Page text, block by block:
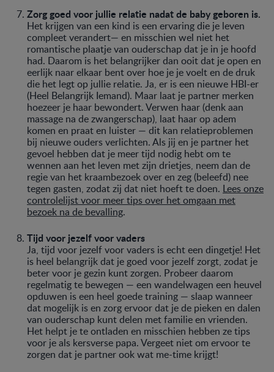
Zorg goed voor jullie relatie nadat de baby geboren is.
Het krijgen van een kind is een ervaring die je leven
compleet verandert— en misschien wel niet het
romantische plaatje van ouderschap dat je in je hoofd
had. Daarom is het belangrijker dan ooit dat je open en
eerlijk naar elkaar bent over hoe je je voelt en de druk
die het legt op jullie relatie. Ja, er is een nieuwe HBI-er
(Heel Belangrijk Iemand). Maar laat je partner merken
hoezeer je haar bewondert. Verwen haar (denk aan
massage na de zwangerschap), laat haar op adem
komen en praat en luister — dit kan relatieproblemen
bij nieuwe ouders verlichten. Als jij en je partner het
gevoel hebben dat je meer tijd nodig hebt om te
wennen aan het leven met zijn drietjes, neem dan de
regie van het kraambezoek over en zeg (beleefd) nee
tegen gasten, zodat zij dat niet hoeft te doen. Lees onze
controlelijst voor meer tips over het omgaan met
bezoek na de bevalling.
Tijd voor jezelf voor vaders
Ja, tijd voor jezelf voor vaders is echt een dingetje! Het
is heel belangrijk dat je goed voor jezelf zorgt, zodat je
beter voor je gezin kunt zorgen. Probeer daarom
regelmatig te bewegen — een wandelwagen een heuvel
opduwen is een heel goede training — slaap wanneer
dat mogelijk is en zorg ervoor dat je de pieken en dalen
van ouderschap kunt delen met familie en vrienden.
Het helpt je te ontladen en misschien hebben ze tips
voor je als kersverse papa. Vergeet niet om ervoor te
zorgen dat je partner ook wat me-time krijgt!